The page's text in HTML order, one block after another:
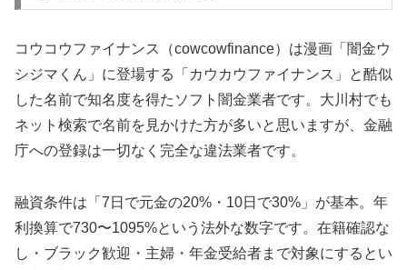
コウコウファイナンス（cowcowfinance）は漫画「闇金ウ
シジマくん」に登場する「カウカウファイナンス」と酷似
した名前で知名度を得たソフト闇金業者です。大川村でも
ネット検索で名前を見かけた方が多いと思いますが、金融
庁への登録は一切なく完全な違法業者です。
融資条件は「7日で元金の20%・10日で30%」が基本。年
利換算で730〜1095%という法外な数字です。在籍確認な
し・ブラック歓迎・主婦・年金受給者まで対象にするとい